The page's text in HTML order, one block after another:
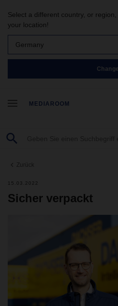
Select a different country, or
your location!
Germany
Change
MEDIAROOM
Zurück
15.03.2022
Sicher verpackt